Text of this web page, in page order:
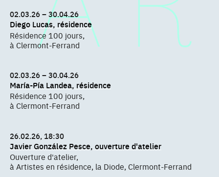
02.03.26 – 30.04.26
Diego Lucas, résidence
Résidence 100 jours,
à Clermont-Ferrand
02.03.26 – 30.04.26
María-Pía Landea, résidence
Résidence 100 jours,
à Clermont-Ferrand
26.02.26, 18:30
Javier González Pesce, ouverture d'atelier
Ouverture d'atelier,
à Artistes en résidence, la Diode, Clermont-Ferrand